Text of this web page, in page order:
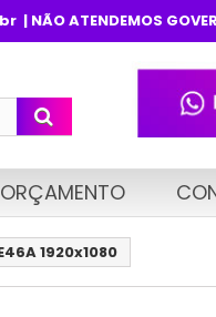
| NÃO ATENDEMOS
1920x1080